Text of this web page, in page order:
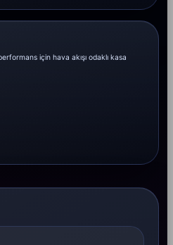
için hava akışı odaklı kasa